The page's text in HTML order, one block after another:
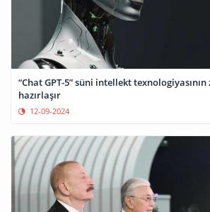
“Chat GPT-5” süni intellekt
hazırlaşır
12-09-2024